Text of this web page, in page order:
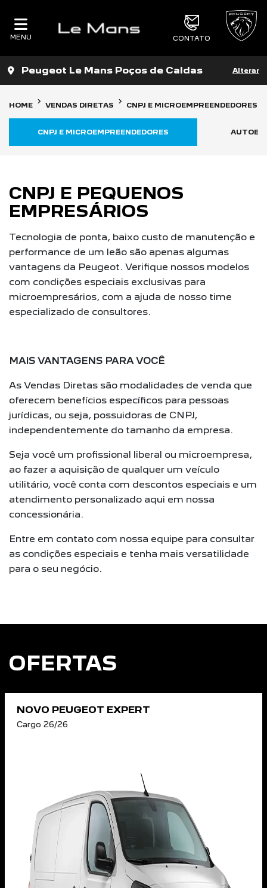
MENU CONTATO
Peugeot Le Mans Poços de Caldas Alterar
HOME VENDAS DIRETAS CNPJ E MICROEMPREENDEDORES
CNPJ E MICROEMPREENDEDORES
CNPJ E PEQUENOS
EMPRESÁRIOS
Tecnologia de ponta, baixo custo de manutenção e
performance de um leão são apenas algumas
vantagens da Peugeot. Verifique nossos modelos
com condições especiais exclusivas para
microempresários, com a ajuda de nosso time
especializado de consultores.
MAIS VANTAGENS PARA VOCÊ
As Vendas Diretas são modalidades de venda que
oferecem benefícios específicos para pessoas
jurídicas, ou seja, possuidoras de CNPJ,
independentemente do tamanho da empresa.
Seja você um profissional liberal ou microempresa,
ao fazer a aquisição de qualquer um veículo
utilitário, você conta com descontos especiais e um
atendimento personalizado aqui em nossa
concessionária.
Entre em contato com nossa equipe para consultar
as condições especiais e tenha mais versatilidade
para o seu negócio.
OFERTAS
NOVO PEUGEOT EXPERT
Cargo 26/26